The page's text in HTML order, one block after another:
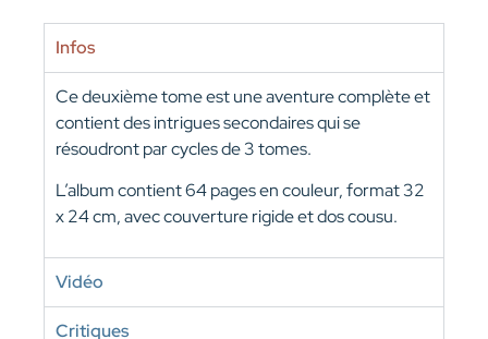
Infos
Ce deuxième tome est une aventure complète et
contient des intrigues secondaires qui se
résoudront par cycles de 3 tomes.
L’album contient 64 pages en couleur, format 32
x 24 cm, avec couverture rigide et dos cousu.
Vidéo
Critiques